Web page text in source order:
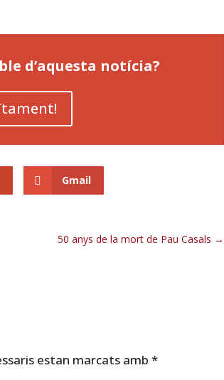
d’aquesta notícia?
Gmail
50 anys de la mort de Pau Casals
estan marcats amb*